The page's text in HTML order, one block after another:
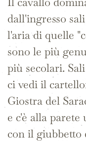
dall'ingresso
l'aria di quelle
sono le più
più secolari.
ci vedi il
Giostra del
e c'è alla
con il giubbetto